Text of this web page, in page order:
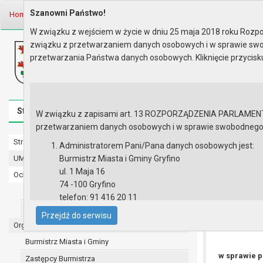
Home Prawo lokalne Zarządzenia
Biuletyn Informacji Publicznej
Urząd Miasta i Gminy w Gryfinie
Strona główna Mapa serwisu Aktualności
Strona główna
UMiG - telefony wewnętrzne
Ochrona danych osobowych
Urząd Miasta i Gminy w Gryfinie
Straż Miejska
Organy
Burmistrz Miasta i Gminy
Zastępcy Burmistrza
Rok 2025 -
w sprawie
Szanowni Państwo!
W związku z wejściem w życie w dniu 25 maja 2018 roku
związku z przetwarzaniem danych osobowych i w sprawie
przetwarzania Państwa danych osobowych. Kliknięcie
W związku z zapisami art. 13 ROZPORZĄDZENIA
przetwarzaniem danych osobowych i w sprawie
Administratorem Pani/Pana danych osobowych jest:
Burmistrz Miasta i Gminy Gryfino
ul. 1 Maja 16
74 -100 Gryfino
telefon: 91 416 20 11
e-mail:
burmistrz@gryfino.pl
Dane kontaktowe Inspektora Ochrony Danych:
e-mail:iod@gryfino.pl
Przejdź do serwisu